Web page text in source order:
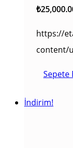
₺
https://
content/
Sepete
İndirim!